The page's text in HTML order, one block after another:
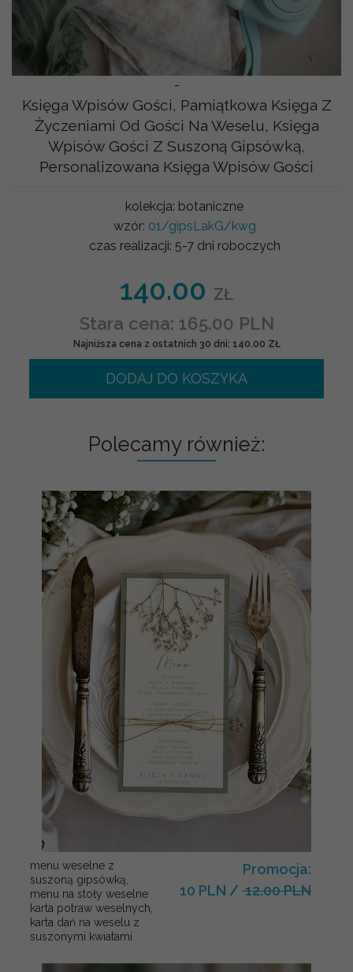
-
Księga Wpisów Gości, Pamiątkowa Księga Z
Życzeniami Od Gości Na Weselu, Księga
Wpisów Gości Z Suszoną Gipsówką,
Personalizowana Księga Wpisów Gości
kolekcja: botaniczne
wzór: 01/gipsLakG/kwg
czas realizacji: 5-7 dni roboczych
140.00 ZŁ
Stara cena: 165.00 PLN
Najniższa cena z ostatnich 30 dni: 140.00 ZŁ
DODAJ DO KOSZYKA
Polecamy również:
menu weselne z
suszoną gipsówką,
menu na stoły weselne
karta potraw weselnych,
karta dań na weselu z
suszonymi kwiatami
Promocja:
10 PLN / 12.00 PLN